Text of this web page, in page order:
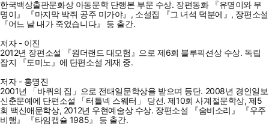
한국백상출판문화상 아동문학 단행본 부문 수상. 장편동화 『유명이와 무
명이』 『마지막 박쥐 공주 미가야』, 소설집 『그 녀석 덕분에』, 장편소설
『어느 날 내가 죽었습니다』 등 출간.
저자 - 이진
2012년 장편소설 『원더랜드 대모험』으로 제6회 블루픽션상 수상. 독립
잡지 『도미노』에 단편소설 게재 중.
저자 - 홍명진
2001년 「바퀴의 집」으로 전태일문학상을 받으며 등단. 2008년 경인일보
신춘문예에 단편소설 「터틀넥 스웨터」 당선. 제10회 사계절문학상, 제5
회 백신애문학상, 2012년 우현예술상 수상. 장편소설 『숨비소리』 『우주
비행』 『타임캡슐 1985』 등 출간.